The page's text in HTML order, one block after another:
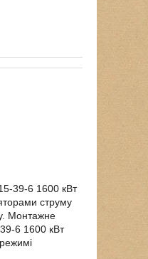
39-6 1600 кВт
струму
Монтажне
6 1600 кВт